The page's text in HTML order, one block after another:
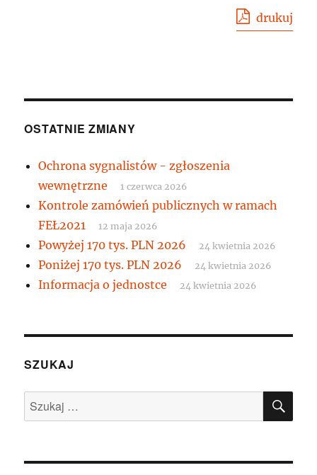
drukuj
OSTATNIE ZMIANY
Ochrona sygnalistów - zgłoszenia
wewnętrzne
1 czerwca 2026
Kontrole zamówień publicznych w ramach
FEŁ2021
12 maja 2026
Powyżej 170 tys. PLN 2026 24 kwietnia 2026
Poniżej 170 tys. PLN 2026 24 kwietnia 2026
Informacja o jednostce 24 kwietnia 2026
SZUKAJ
Szukaj: